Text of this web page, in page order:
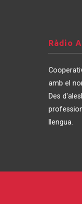
Ràdio
de
Ràdio
amb el
Des
llengua.